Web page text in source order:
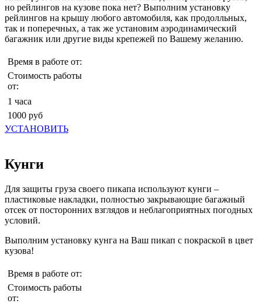
но рейлингов на кузове пока нет? Выполним установку
рейлингов на крышу любого автомобиля, как продолльных,
так и поперечных, а так же установим аэродинамический
багажник или другие виды крепежей по Вашему желанию.
Время в работе от:
Стоимость работы
от:
1 часа
1000 руб
УСТАНОВИТЬ
Кунги
Для защиты груза своего пикапа используют кунги –
пластиковые накладки, полностью закрывающие багажный
отсек от посторонних взглядов и неблагоприятных погодных
условий.
Выполним установку кунга на Ваш пикап с покраской в цвет
кузова!
Время в работе от:
Стоимость работы
от: